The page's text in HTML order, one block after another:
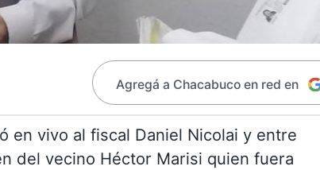
Agregá a Chacabuco en red en
en vivo al fiscal Daniel Nicolai y entre
del vecino Héctor Marisi quien fuera